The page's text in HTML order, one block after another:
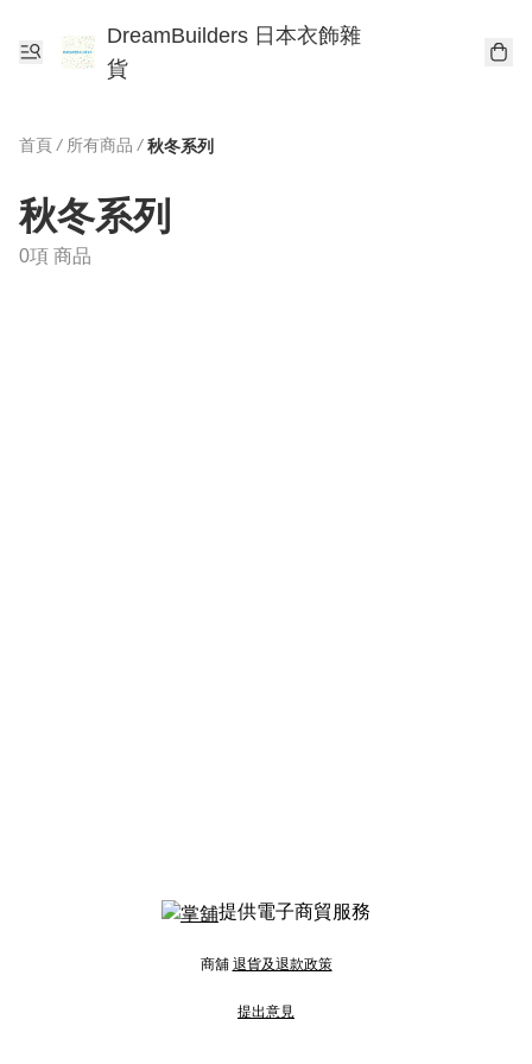
DreamBuilders 日本衣飾雜
貨
首頁 / 所有商品 / 秋冬系列
秋冬系列
0項 商品
提供電子商貿服務
商舖 退貨及退款政策
提出意見